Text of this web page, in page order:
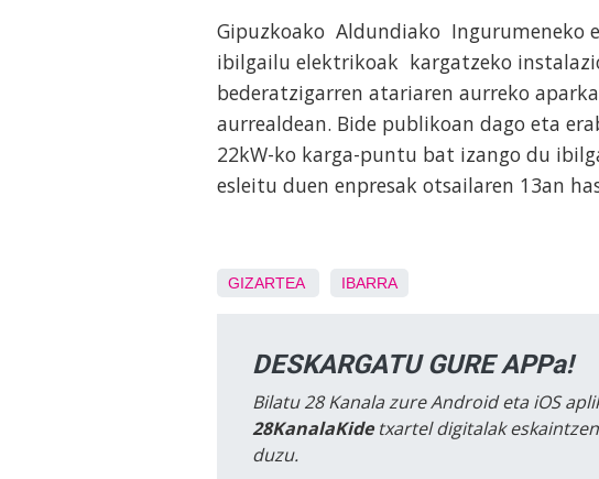
Gipuzkoako Aldundiako Ingurumeneko
ibilgailu elektrikoak kargatzeko
bederatzigarren atariaren aurreko
aurrealdean. Bide publikoan dago eta
22kW-ko karga-puntu bat izango du
esleitu duen enpresak otsailaren 13an
GIZARTEA IBARRA
DESKARGATU GURE APPa!
Bilatu 28 Kanala zure Android eta iOS
28KanalaKidetxartel digitalak
duzu.